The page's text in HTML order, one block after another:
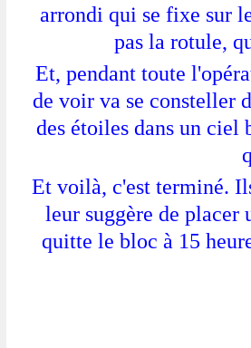
arrondi qui se fixe sur
pas la rotule,
Et, pendant toute
de voir va se consteller
des étoiles dans un ciel
Et voilà, c'est terminé.
leur suggère de placer
quitte le bloc à 15